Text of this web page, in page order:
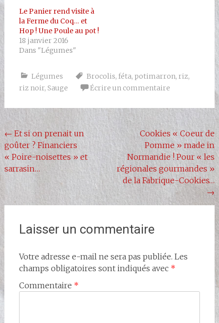
Le Panier rend visite à
la Ferme du Coq… et
Hop ! Une Poule au pot !
18 janvier 2016
Dans "Légumes"
Légumes Brocolis, féta, potimarron, riz,
riz noir, Sauge Écrire un commentaire
Navigation
de
l'article
←Et si on prenait un
goûter ? Financiers
« Poire-noisettes » et
sarrasin…
Cookies « Coeur de
Pomme » made in
Normandie ! Pour « les
régionales gourmandes »
de la Fabrique-Cookies…
→
Laisser un commentaire
Votre adresse e-mail ne sera pas publiée. Les
champs obligatoires sont indiqués avec *
Commentaire *